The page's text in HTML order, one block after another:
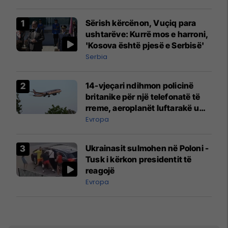
Sërish kërcënon, Vuçiq para
ushtarëve: Kurrë mos e harroni,
'Kosova është pjesë e Serbisë'
Serbia
14-vjeçari ndihmon policinë
britanike për një telefonatë të
rreme, aeroplanët luftarakë u
ngritën në ajër për të
Mançesterit
Evropa
Ukrainasit sulmohen në Poloni -
Tusk i kërkon presidentit të
reagojë
Evropa